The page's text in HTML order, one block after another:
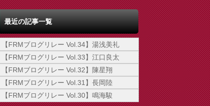
最近の記事一覧
【FRMブログリレー Vol.34】湯浅美礼
【FRMブログリレー Vol.33】江口良太
【FRMブログリレー Vol.32】陳星翔
【FRMブログリレー Vol.31】長岡陸
【FRMブログリレー Vol.30】鳴海駿